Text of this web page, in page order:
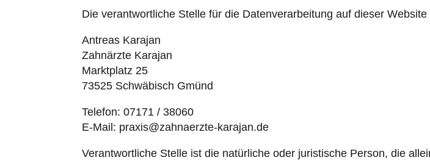
Die verantwortliche Stelle für die Datenverarbeitung auf dieser Website
Antreas Karajan
Zahnärzte Karajan
Marktplatz 25
73525 Schwäbisch Gmünd
Telefon: 07171 / 38060
E-Mail: praxis@zahnaerzte-karajan.de
Verantwortliche Stelle ist die natürliche oder juristische Person, die